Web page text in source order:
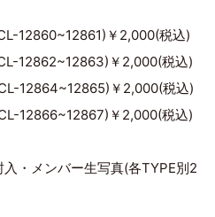
12860~12861)￥2,000(税込)
12862~12863)￥2,000(税込)
12864~12865)￥2,000(税込)
12866~12867)￥2,000(税込)
・メンバー生写真(各TYPE別2